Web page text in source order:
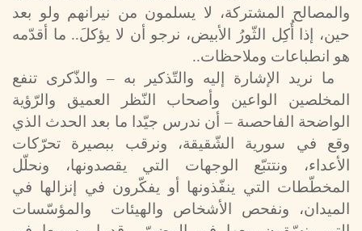
والمصالح المشتركة، لا يسلمون من نيرانهم ولو بعد
حين، إذا أُكِل الثّورُ الأبيض، نرجو أن لا يؤكلَ.. ما أقدّمه
هو انطباعات وملاحظات..
ما نريد الإشارة إليه والتّذكير به – والذّكرى تنفع
المخلصين الواعين وأصحاب النّظر العميق والرّؤية
الواضحة الفاحصىة – أن ندرس جيّدا ما بعد الحدث الذي
وقع في سورية الشّقيقة، ونرقب ببصيرة تحرّكات
الأعداء، ونتتبّع الوجهات التي يقصدونها، ونحلّل
المخطّطات التي ينفّذونها أو يفكّرون في إنزالها في
الميدان، ونفحص الأشخاص والهيئات والمؤسّسات